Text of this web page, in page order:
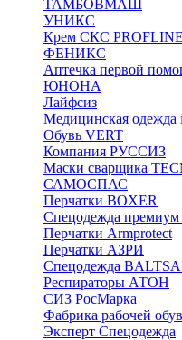
ТАМБОВМАШ
УНИКС
Крем СКС PROFLINE
ФЕНИКС
Аптечка первой
ЮНОНА
Лайфсиз
Медицинская одежда
Обувь VERT
Компания РУССИЗ
Маски сварщика
САМОСПАС
Перчатки BOXER
Спецодежда премиум
Перчатки Armprotect
Перчатки АЗРИ
Спецодежда
Респираторы АТОН
СИЗ РосМарка
Фабрика рабочей
Эксперт Спецодежда